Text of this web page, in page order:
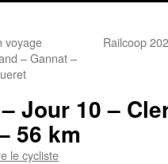
voyage
– Gannat –
Railcoop
Jour 10 –
56 km
le cycliste